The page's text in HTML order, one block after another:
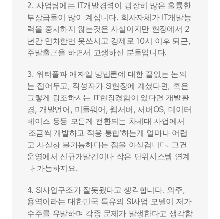
2. 사업팀에는 IT개발경력이 굉장히 많은 훌륭한
부장급들이 많이 계십니다. 회사자체가 IT개발능
력을 중시하지 않는것은 사실이지만 현장에서 2
년간 연차한번 못쓰시고 강제로 10시 이후 퇴근,
주말출근을 하면서 고생하신 분들입니다.
3. 워터풀과 애자일 방법론에 대한 끝없는 논의
는 접어두고, 작성자가 SI현장에 계셨다면, 혹은
그렇게 강조하시는 IT현장경험이 있다면 개발환
경, 개발언어, 미들워어, 웹서버, 서버OS, 데이터
베이스 등등 모든게 전환되는 차세대 사업에서
‘조금씩 개발하고 적용 통합’하는게 얼마나 어렵
고 사실상 불가능하다는 점을 아실겁니다. 그건
운영에서 신규개발건이나 작은 단위시스템 연계
나 가능하지요.
4. SI사업구조가 잘못됐다고 생각합니다. 외주,
용역이라는 대한민국 특유의 SI사업 모델이 저가
수주를 유발하며 각종 문제가 발생한다고 생각합